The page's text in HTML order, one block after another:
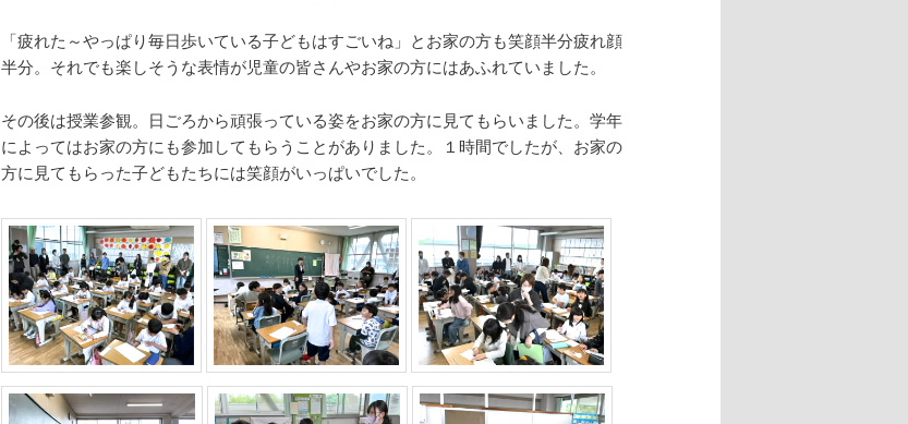
「疲れた～やっぱり毎日歩いている子どもはすごいね」とお家の方も笑顔半分疲れ顔
半分。それでも楽しそうな表情が児童の皆さんやお家の方にはあふれていました。
その後は授業参観。日ごろから頑張っている姿をお家の方に見てもらいました。学年
によってはお家の方にも参加してもらうことがありました。１時間でしたが、お家の
方に見てもらった子どもたちには笑顔がいっぱいでした。